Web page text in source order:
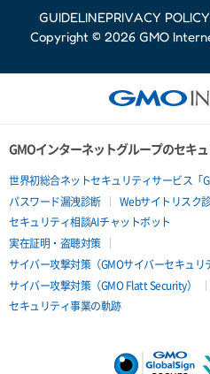
GUIDELINEPRIVACY
Copyright © 2026 GMO
GMOインターネットグループのセキ
世界初総合ネットセキュリティサービス「
パスワード漏洩診断
Webサイトリスク
セキュリティ相談AIチャットボット
実在証明・盗聴対策
サイバー攻撃対策（GMOサイバーセキュリ
サイバー攻撃対策（GMO Flatt Security）
セキュリティ事業の軌跡